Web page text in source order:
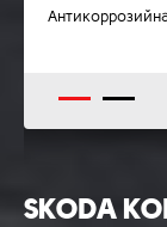
SKODA
1 2